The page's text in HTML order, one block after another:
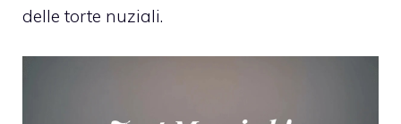
delle torte nuziali.